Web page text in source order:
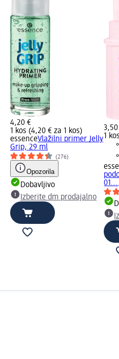
4,20 €
1 kos (4,20 € za 1 kos)
essenceVlažilni primer Jelly
Grip, 29 ml
(276)
Opozorila
Dobavljivo
Izberite dm prodajalno
1